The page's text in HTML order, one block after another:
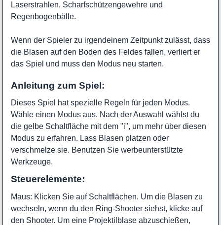
Laserstrahlen, Scharfschützengewehre und
Regenbogenbälle.
Wenn der Spieler zu irgendeinem Zeitpunkt zulässt, dass
die Blasen auf den Boden des Feldes fallen, verliert er
das Spiel und muss den Modus neu starten.
Anleitung zum Spiel:
Dieses Spiel hat spezielle Regeln für jeden Modus.
Wähle einen Modus aus. Nach der Auswahl wählst du
die gelbe Schaltfläche mit dem "i", um mehr über diesen
Modus zu erfahren. Lass Blasen platzen oder
verschmelze sie. Benutzen Sie werbeunterstützte
Werkzeuge.
Steuerelemente:
Maus: Klicken Sie auf Schaltflächen. Um die Blasen zu
wechseln, wenn du den Ring-Shooter siehst, klicke auf
den Shooter. Um eine Projektilblase abzuschießen,